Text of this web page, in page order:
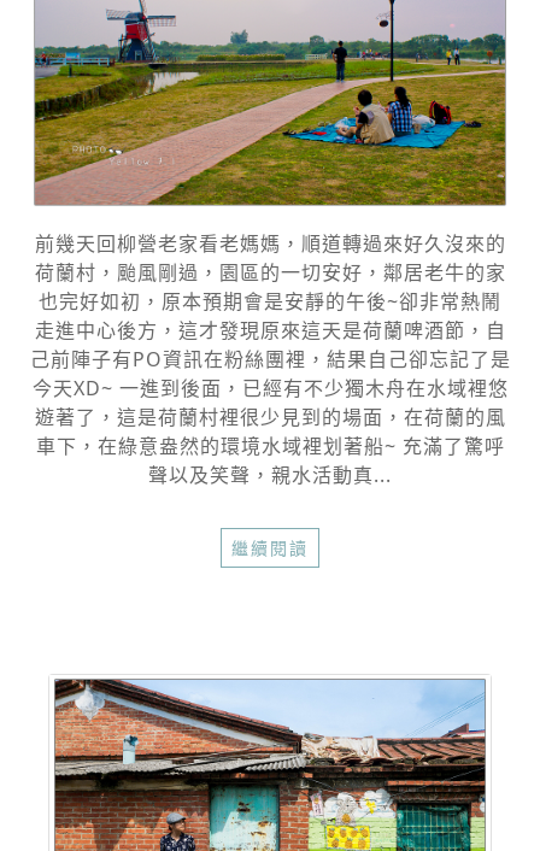
前幾天回柳營老家看老媽媽，順道轉過來好久沒來的
荷蘭村，颱風剛過，園區的一切安好，鄰居老牛的家
也完好如初，原本預期會是安靜的午後~卻非常熱鬧
走進中心後方，這才發現原來這天是荷蘭啤酒節，自
己前陣子有PO資訊在粉絲團裡，結果自己卻忘記了是
今天XD~ 一進到後面，已經有不少獨木舟在水域裡悠
遊著了，這是荷蘭村裡很少見到的場面，在荷蘭的風
車下，在綠意盎然的環境水域裡划著船~ 充滿了驚呼
聲以及笑聲，親水活動真...
繼續閱讀